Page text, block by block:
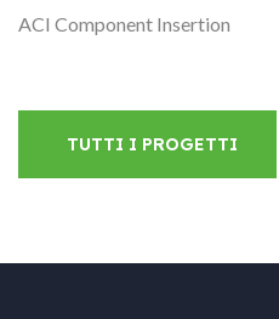
ACI Component Insertion
TUTTI I PROGETTI